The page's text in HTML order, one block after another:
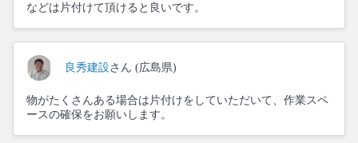
などは片付けて頂けると良いです。
良秀建設 さん (広島県)
物がたくさんある場合は片付けをしていただいて、作業スペ
ースの確保をお願いします。